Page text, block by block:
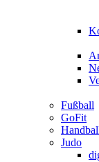
Fußball
GoFit
Judo